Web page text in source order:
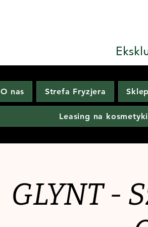
O nas Strefa Fryzjera Sklep
Leasing na kosmetyki
GLYNT -